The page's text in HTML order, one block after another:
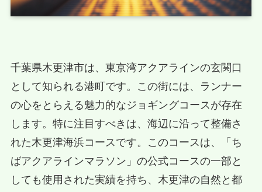
千葉県木更津市は、東京湾アクアラインの玄関口
として知られる港町です。この街には、ランナー
の心をとらえる魅力的なジョギングコースが存在
します。特に注目すべきは、海辺に沿って整備さ
れた木更津海浜コースです。このコースは、「ち
ばアクアラインマラソン」の公式コースの一部と
しても使用された実績を持ち、木更津の自然と都